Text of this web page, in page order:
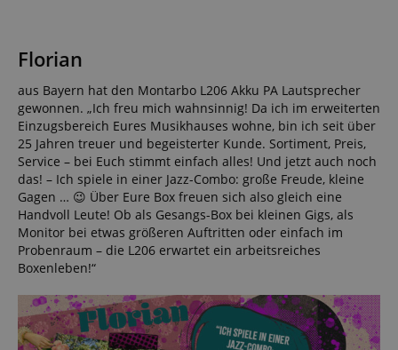
Florian
aus Bayern hat den Montarbo L206 Akku PA Lautsprecher
gewonnen. „Ich freu mich wahnsinnig! Da ich im erweiterten
Einzugsbereich Eures Musikhauses wohne, bin ich seit über
25 Jahren treuer und begeisterter Kunde. Sortiment, Preis,
Service – bei Euch stimmt einfach alles! Und jetzt auch noch
das! – Ich spiele in einer Jazz-Combo: große Freude, kleine
Gagen … 😉 Über Eure Box freuen sich also gleich eine
Handvoll Leute! Ob als Gesangs-Box bei kleinen Gigs, als
Monitor bei etwas größeren Auftritten oder einfach im
Probenraum – die L206 erwartet ein arbeitsreiches
Boxenleben!“